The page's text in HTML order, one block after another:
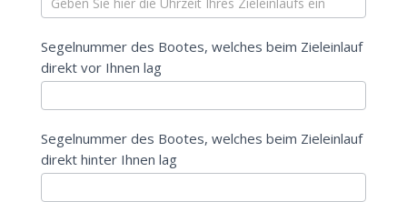
Segelnummer des Bootes, welches beim Zieleinlauf
direkt vor Ihnen lag
Segelnummer des Bootes, welches beim Zieleinlauf
direkt hinter Ihnen lag